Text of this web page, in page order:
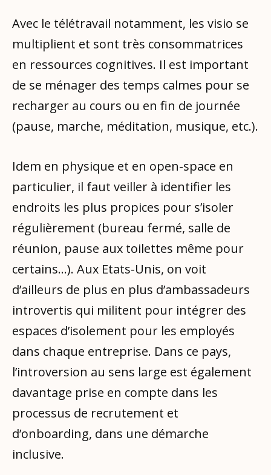
Avec le télétravail notamment, les visio se
multiplient et sont très consommatrices
en ressources cognitives. Il est important
de se ménager des temps calmes pour se
recharger au cours ou en fin de journée
(pause, marche, méditation, musique, etc.).
Idem en physique et en open-space en
particulier, il faut veiller à identifier les
endroits les plus propices pour s’isoler
régulièrement (bureau fermé, salle de
réunion, pause aux toilettes même pour
certains...). Aux Etats-Unis, on voit
d’ailleurs de plus en plus d’ambassadeurs
introvertis qui militent pour intégrer des
espaces d’isolement pour les employés
dans chaque entreprise. Dans ce pays,
l’introversion au sens large est également
davantage prise en compte dans les
processus de recrutement et
d’onboarding, dans une démarche
inclusive.